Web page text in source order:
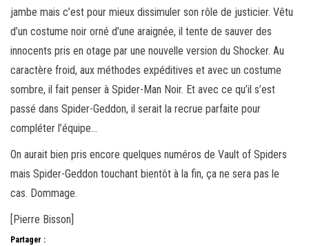
jambe mais c’est pour mieux dissimuler son rôle de justicier. Vêtu
d’un costume noir orné d’une araignée, il tente de sauver des
innocents pris en otage par une nouvelle version du Shocker. Au
caractère froid, aux méthodes expéditives et avec un costume
sombre, il fait penser à Spider-Man Noir. Et avec ce qu’il s’est
passé dans Spider-Geddon, il serait la recrue parfaite pour
compléter l’équipe…
On aurait bien pris encore quelques numéros de Vault of Spiders
mais Spider-Geddon touchant bientôt à la fin, ça ne sera pas le
cas. Dommage.
[Pierre Bisson]
Partager :